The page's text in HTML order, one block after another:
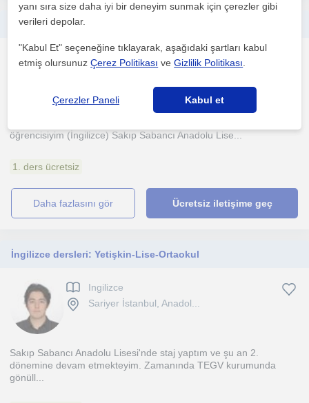
Ingilizce
öğrencisiyim (İngilizce) Sakıp Sabancı Anadolu Lise...
1. ders ücretsiz
daha fazlasını gör Ücretsiz iletişime geç
İngilizce dersleri: Yetişkin-Lise-Ortaokul
Ingilizce
Sariyer İstanbul, Anadol...
Sakıp Sabancı Anadolu Lisesi'nde staj yaptım ve şu an 2.
dönemine devam etmekteyim. Zamanında TEGV kurumunda
gönüll...
yanı sıra size daha iyi bir deneyim sunmak için çerezler gibi
verileri depolar.
"Kabul Et" seçeneğine tıklayarak, aşağıdaki şartları kabul
etmiş olursunuzÇerez Politikası veGizlilik Politikası
Çerezler Paneli Kabul et